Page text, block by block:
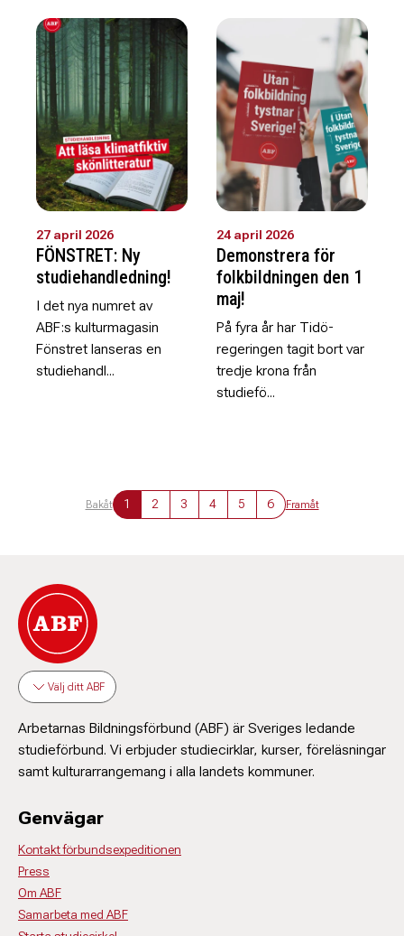
27 april 2026
FÖNSTRET: Ny
studiehandledning!
I det nya numret av
ABF:s kulturmagasin
Fönstret lanseras en
studiehandl...
24 april 2026
Demonstrera för
folkbildningen den 1
maj!
På fyra år har Tidö-
regeringen tagit bort var
tredje krona från
studiefö...
Bakåt 1 2 3 4 5 6 Framåt
Välj ditt ABF
Arbetarnas Bildningsförbund (ABF) är Sveriges ledande
studieförbund. Vi erbjuder studiecirklar, kurser, föreläsningar
samt kulturarrangemang i alla landets kommuner.
Genvägar
Kontakt förbundsexpeditionen
Press
Om ABF
Samarbeta med ABF